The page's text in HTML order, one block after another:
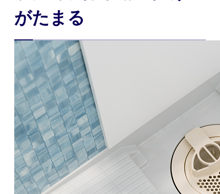
がたまる